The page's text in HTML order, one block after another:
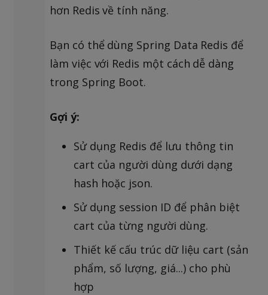
hơn Redis về tính năng.
Bạn có thể dùng Spring Data Redis để
làm việc với Redis một cách dễ dàng
trong Spring Boot.
Gợi ý:
Sử dụng Redis để lưu thông tin
cart của người dùng dưới dạng
hash hoặc json.
Sử dụng session ID để phân biệt
cart của từng người dùng.
Thiết kế cấu trúc dữ liệu cart (sản
phẩm, số lượng, giá...) cho phù
hợp